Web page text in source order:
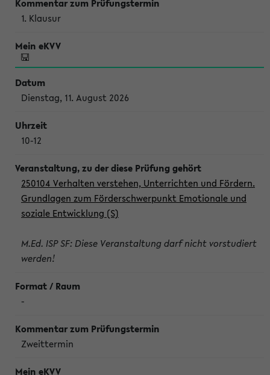
1. Klausur
Dienstag, 11. August 2026
10-12
250104 Verhalten verstehen, Unterrichten und Fördern.
Grundlagen zum Förderschwerpunkt Emotionale und
soziale Entwicklung (S)
M.Ed. ISP SF: Diese Veranstaltung darf nicht vorstudiert
werden!
-
Zweittermin